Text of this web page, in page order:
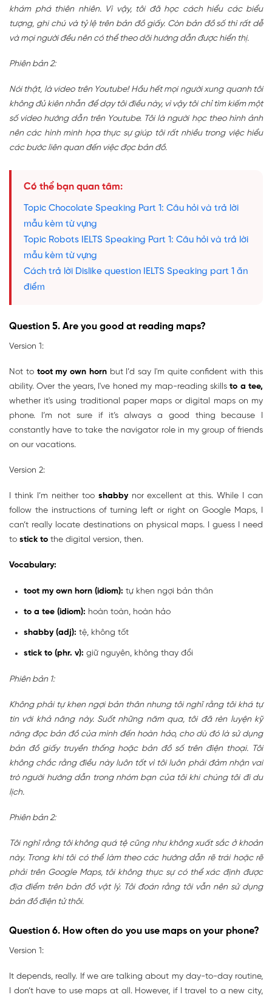
khám phá thiên nhiên. Vì vậy, tôi đã học cách hiểu các biểu
tượng, ghi chú và tỷ lệ trên bản đồ giấy. Còn bản đồ số thì rất dễ
và mọi người đều nên có thể theo dõi hướng dẫn được hiển thị.
Phiên bản 2:
Nói thật, là video trên Youtube! Hầu hết mọi người xung quanh tôi
không đủ kiên nhẫn để dạy tôi điều này, vì vậy tôi chỉ tìm kiếm một
số video hướng dẫn trên Youtube. Tôi là người học theo hình ảnh
nên các hình minh họa thực sự giúp tôi rất nhiều trong việc hiểu
các bước liên quan đến việc đọc bản đồ.
Có thể bạn quan tâm:
Topic Chocolate Speaking Part 1: Câu hỏi và trả lời
mẫu kèm từ vựng
Topic Robots IELTS Speaking Part 1: Câu hỏi và trả lời
mẫu kèm từ vựng
Cách trả lời Dislike question IELTS Speaking part 1 ăn
điểm
Question 5. Are you good at reading maps?
Version 1:
Not to toot my own hornbut I’d say I'm quite confident with this
ability. Over the years, I've honed my map-reading skillsto a tee,
whether it's using traditional paper maps or digital maps on my
phone. I’m not sure if it’s always a good thing because I
constantly have to take the navigator role in my group of friends
on our vacations.
Version 2:
I think I’m neither too shabbynor excellent at this. While I can
follow the instructions of turning left or right on Google Maps, I
can’t really locate destinations on physical maps. I guess I need
to stick to the digital version, then.
Vocabulary:
toot my own horn (idiom): tự khen ngợi bản thân
to a tee (idiom): hoàn toàn, hoàn hảo
shabby (adj): tệ, không tốt
stick to (phr. v): giữ nguyên, không thay đổi
Phiên bản 1:
Không phải tự khen ngợi bản thân nhưng tôi nghĩ rằng tôi khá tự
tin với khả năng này. Suốt những năm qua, tôi đã rèn luyện kỹ
năng đọc bản đồ của mình đến hoàn hảo, cho dù đó là sử dụng
bản đồ giấy truyền thống hoặc bản đồ số trên điện thoại. Tôi
không chắc rằng điều này luôn tốt vì tôi luôn phải đảm nhận vai
trò người hướng dẫn trong nhóm bạn của tôi khi chúng tôi đi du
lịch.
Phiên bản 2:
Tôi nghĩ rằng tôi không quá tệ cũng như không xuất sắc ở khoản
này. Trong khi tôi có thể làm theo các hướng dẫn rẽ trái hoặc rẽ
phải trên Google Maps, tôi không thực sự có thể xác định được
địa điểm trên bản đồ vật lý. Tôi đoán rằng tôi vẫn nên sử dụng
bản đồ điện tử thôi.
Question 6. How often do you use maps on your phone?
Version 1:
It depends, really. If we are talking about my day-to-day routine,
I don’t have to use maps at all. However, if I travel to a new city,